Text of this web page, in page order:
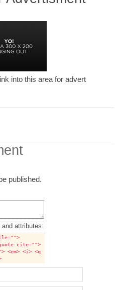
into this area for advert
published.
and attributes:
cite="">
<em> <i> <q